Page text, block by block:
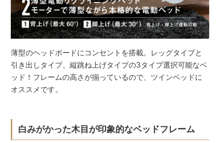
薄型のヘッドボードにコンセントを搭載。レッグタイプと
引き出しタイプ、縦跳ね上げタイプの3タイプ選択可能なベ
ッド！フレームの高さが揃っているので、ツインベッドに
オススメです。
白みがかった木目が印象的なベッドフレーム